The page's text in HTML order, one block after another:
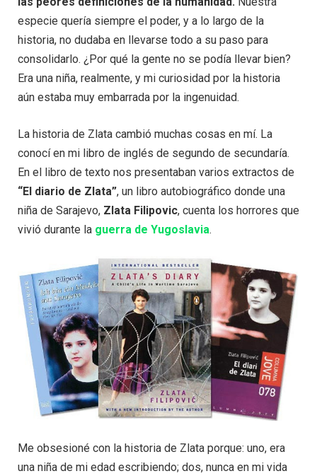
especie quería siempre el poder, y a lo largo de la
historia, no dudaba en llevarse todo a su paso para
consolidarlo. ¿Por qué la gente no se podía llevar bien?
Era una niña, realmente, y mi curiosidad por la historia
aún estaba muy embarrada por la ingenuidad.
La historia de Zlata cambió muchas cosas en mí. La
conocí en mi libro de inglés de segundo de secundaría.
En el libro de texto nos presentaban varios extractos de
“El diario de Zlata”, un libro autobiográfico donde una
niña de Sarajevo, Zlata Filipovic, cuenta los horrores que
vivió durante la guerra de Yugoslavia.
Me obsesioné con la historia de Zlata porque: uno, era
una niña de mi edad escribiendo; dos, nunca en mi vida